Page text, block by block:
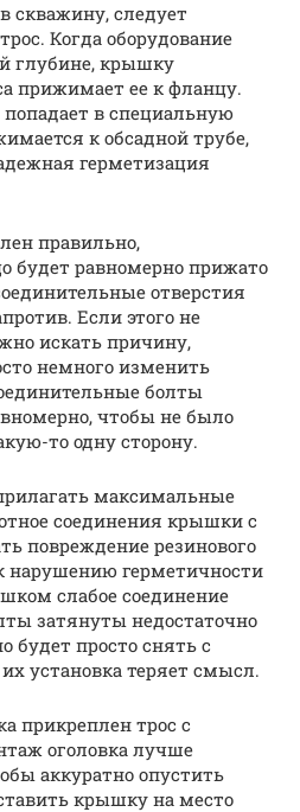
скважину, следует
Когда оборудование
глубине, крышку
прижимает ее к фланцу.
в специальную
к обсадной трубе,
герметизация
правильно,
будет равномерно прижато
отверстия
Если этого не
искать причину,
немного изменить
болты
чтобы не было
то одну сторону.
максимальные
соединения крышки с
повреждение резинового
нарушению герметичности
слабое соединение
затянуты недостаточно
будет просто снять с
установка теряет смысл.
прикреплен трос с
оголовка лучше
аккуратно опустить
крышку на место